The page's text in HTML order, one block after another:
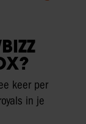
keer per
in je